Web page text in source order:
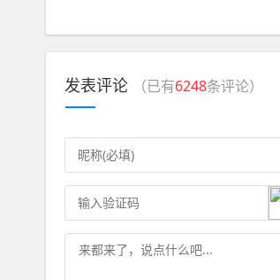
发表评论 （已有6248条评论）